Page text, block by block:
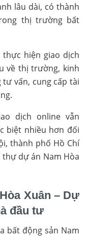
lâu dài, có thành
thị trường bất
thực hiện giao dịch
về thị trường, kinh
vấn, cung cấp tài
dịch online vẫn
biệt nhiều hơn đối
thành phố Hồ Chí
thự dự án Nam Hòa
Xuân – Dự
đầu tư
bất động sản Nam